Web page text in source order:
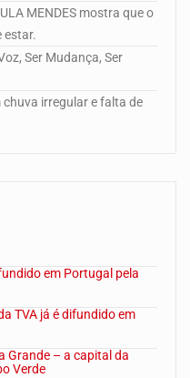
MENDES mostra que o
estar.
Ser Mudança, Ser
irregular e falta de
em Portugal pela
TVA já é difundido em
Grande – a capital da
Verde